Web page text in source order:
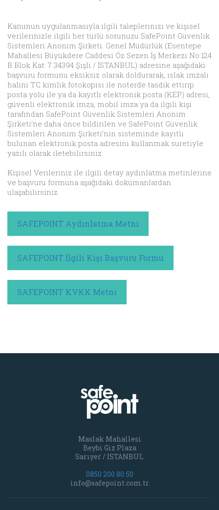
Kanunun uygulanmasıyla ilgili taleplerinizi ve kişisel
verilerinizle ilgili her türlü sorunuzu SafePoint Güvenlik
Sistemleri Anonim Şirketi. Genel Müdürlük (Esentepe
Mahallesi Büyükdere Caddesi Öz Sezen İş Merkezi No:124
B Blok Kat: 7 34394 Şişli / İSTANBUL) adresine aşağıdaki
başvuru formunu eksiksiz olarak doldurarak, ıslak imzalı
halini TC kimlik fotokopisi ile noterde tasdik ettirip
posta yolu ile ya da kayıtlı elektronik posta (KEP) adresi,
güvenli elektronik imza, mobil imza ya da ilgili kişi
tarafından SafePoint Güvenlik Sistemleri Anonim
Şirketi’ne daha önce bildirilen ve SafePoint Güvenlik
Sistemleri Anonim Şirketi’nin sisteminde kayıtlı
bulunan elektronik posta adresini kullanmak suretiyle
yazılı olarak iletebilirsiniz.
Kişisel Verileriniz ile ilgili detay aydınlatma metinlerine
ve başvuru formuna aşağıdaki dokümanlardan
ulaşabilirsiniz.
SAFEPOINT Aydınlatma Metni
SAFEPOINT İlgili Kişi Başvuru Formu
SAFEPOINT KVKK Metni
Maslak Mahallesi
Beybi Giz Plaza
Sarıyer / İSTANBUL
0850 200 80 50
info@safepoint.com.tr